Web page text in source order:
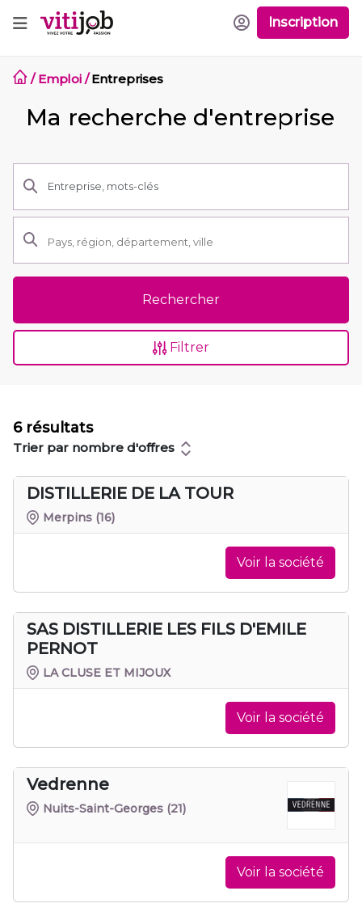
Inscription
/Emploi/Entreprises
Ma recherche d'entreprise
Rechercher
Filtrer
6 résultats
Trier par nombre d'offres
DISTILLERIE DE LA TOUR
Merpins (16)
Voir la société
SAS DISTILLERIE LES FILS D'EMILE
PERNOT
LA CLUSE ET MIJOUX
Voir la société
Vedrenne
Nuits-Saint-Georges (21)
Voir la société